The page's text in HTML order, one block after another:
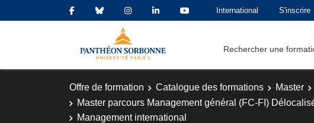
International S'inscrire
Rechercher une
Offre de formation Catalogue des formations Master
Master parcours Management général (FC-FI)
Management international